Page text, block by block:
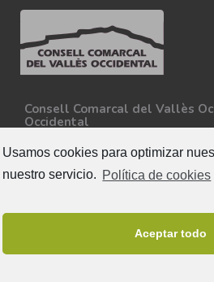
Usamos cookies para optimizar
nuestro servicio. Política de cookies
Aceptar todo
Consell Comarcal del Vallès
Occidental
08227 - Terrassa
Tel. 93 727 35 34